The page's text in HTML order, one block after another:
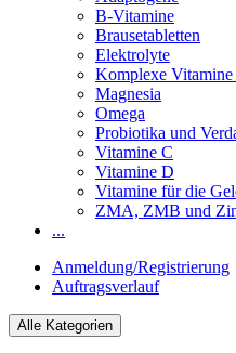
B-Vitamine
Brausetabletten
Elektrolyte
Komplexe
Magnesia
Omega
Probiotika und
Vitamine C
Vitamine D
Vitamine für die
ZMA, ZMB und
...
Anmeldung/Registrierung
Auftragsverlauf
Alle Kategorien